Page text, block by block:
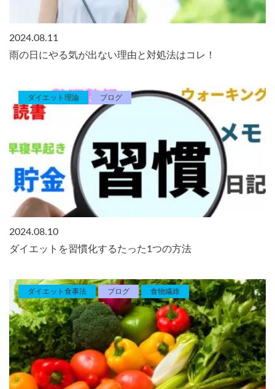
2024.08.11
雨の日にやる気が出ない理由と対処法はコレ！
ダイエット理論 ブログ
2024.08.10
ダイエットを習慣化するたった1つの方法
ダイエット食事法 ブログ 食物繊維